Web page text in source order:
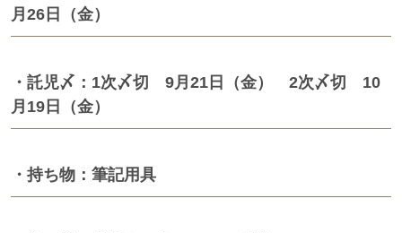
月26日（金）
・託児〆：1次〆切 9月21日（金） 2次〆切 10
月19日（金）
・持ち物：筆記用具